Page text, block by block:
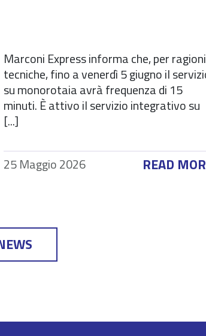
Marconi Express informa che, per ragioni
tecniche, fino a venerdì 5 giugno il
su monorotaia avrà frequenza di 15
minuti. È attivo il servizio integrativo su
[...]
25 Maggio 2026 READ